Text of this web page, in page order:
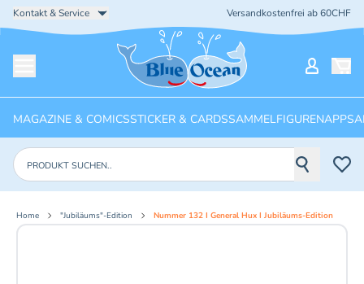
Kontakt & Service Versandkostenfrei ab 60CHF
Startseite
MAGAZINE & COMICSSTICKER & CARDSSAMMELFIGURENAPPS
Produkte suchen
Home "Jubiläums"-Edition Nummer 132 I General Hux I Jubiläums-Edition